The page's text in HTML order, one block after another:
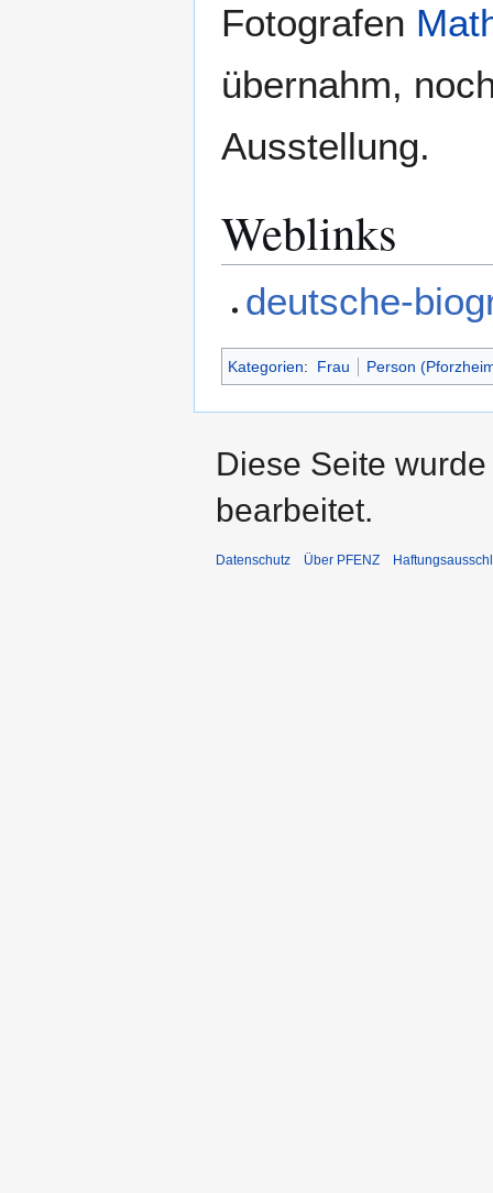
Fotografen
übernahm,
Ausstellung.
Weblinks
deutsche-
Kategorien: Frau Person
Diese Seite
bearbeitet.
Datenschutz Über PFENZ